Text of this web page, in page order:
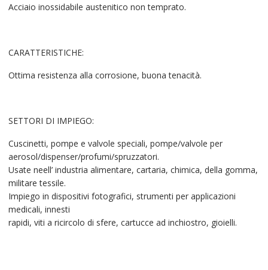
Acciaio inossidabile austenitico non temprato.
CARATTERISTICHE:
Ottima resistenza alla corrosione, buona tenacità.
SETTORI DI IMPIEGO:
Cuscinetti, pompe e valvole speciali, pompe/valvole per
aerosol/dispenser/profumi/spruzzatori.
Usate neell’ industria alimentare, cartaria, chimica, della gomma,
militare tessile.
Impiego in dispositivi fotografici, strumenti per applicazioni
medicali, innesti
rapidi, viti a ricircolo di sfere, cartucce ad inchiostro, gioielli.